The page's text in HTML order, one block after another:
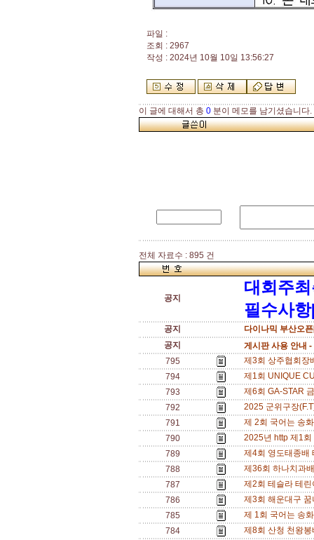
파일 :
조회 : 2967
작성 : 2024년 10월 10일 13:56:27
이 글에 대해서 총 0 분이 메모를 남기셨습니다.
전체 자료수 : 895 건
공지
대회주
필수사
공지
다이나믹 부산오
공지
게시판 사용 안내 -
795
제3회 상주협회장
794
제1회 UNIQUE
793
제6회 GA-STAR
792
2025 군위구장
791
제 2회 국어는 송
790
2025년 http 제1
789
제4회 영도태종배
788
제36회 하나치과
787
제2회 테슬라 테
786
제3회 해운대구
785
제 1회 국어는 송
784
제8회 산청 천왕